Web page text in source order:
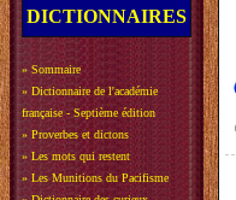
DICTIONNAIRES
» Sommaire
» Dictionnaire de l'académie
française - Septième édition
» Proverbes et dictons
» Les mots qui restent
» Les Munitions du Pacifisme